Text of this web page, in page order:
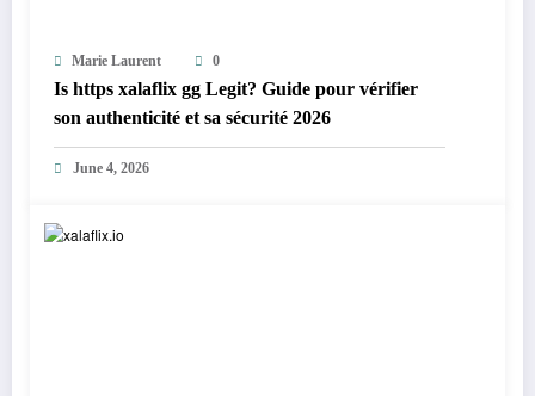
Marie Laurent 0
Is https xalaflix gg Legit? Guide pour vérifier
son authenticité et sa sécurité 2026
June 4, 2026